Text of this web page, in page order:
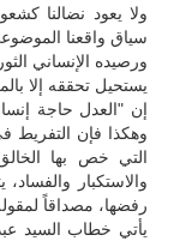
ولا يعود نضالنا
سياق واقعنا
ورصيده الإنساني
يستحيل تحققه إلا
إن "العدل حاجة
وهكذا فإن التفريط
التي خص بها
والاستكبار
رفضها، مصداقاً
يأتي خطاب السيد